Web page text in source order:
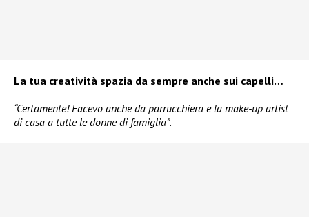
La tua creatività spazia da sempre anche sui capelli…
“Certamente! Facevo anche da parrucchiera e la make-up artist
di casa a tutte le donne di famiglia”.